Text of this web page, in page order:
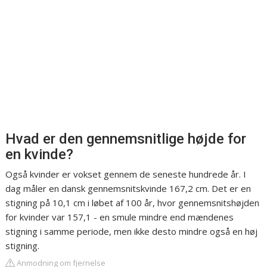
Hvad er den gennemsnitlige højde for
en kvinde?
Også kvinder er vokset gennem de seneste hundrede år. I
dag måler en dansk gennemsnitskvinde 167,2 cm. Det er en
stigning på 10,1 cm i løbet af 100 år, hvor gennemsnitshøjden
for kvinder var 157,1 - en smule mindre end mændenes
stigning i samme periode, men ikke desto mindre også en høj
stigning.
Anmodning om fjernelse